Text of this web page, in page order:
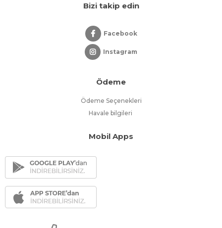
Bizi takip edin
Facebook
Instagram
Ödeme
Ödeme Seçenekleri
Havale bilgileri
Mobil Apps